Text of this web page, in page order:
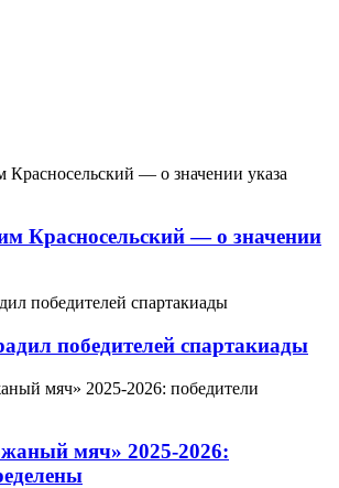
Красносельский — о значении
победителей спартакиады
мяч» 2025-2026: